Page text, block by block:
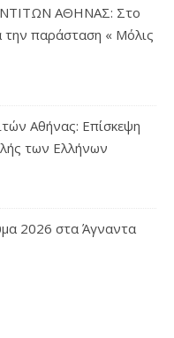
ΑΘΗΝΑΣ: Στο
παράσταση « Μόλις
Αθήνας: Επίσκεψη
των Ελλήνων
2026 στα Άγναντα